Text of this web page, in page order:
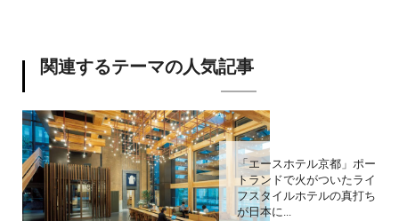
関連するテーマの人気記事
「エースホテル京都」ポー
トランドで火がついたライ
フスタイルホテルの真打ち
が日本に...